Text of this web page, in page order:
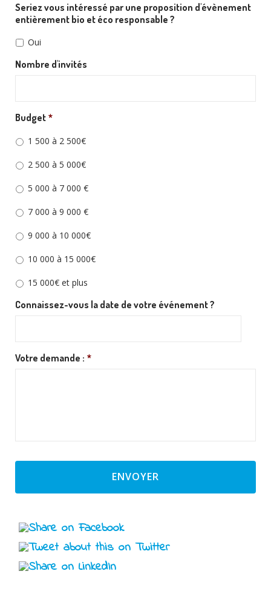
Seriez vous intéressé par une proposition d'évènement
entièrement bio et éco responsable ?
Oui
Nombre d'invités
Budget *
1 500 à 2 500€
2 500 à 5 000€
5 000 à 7 000 €
7 000 à 9 000 €
9 000 à 10 000€
10 000 à 15 000€
15 000€ et plus
Connaissez-vous la date de votre événement ?
de
Votre demande : *